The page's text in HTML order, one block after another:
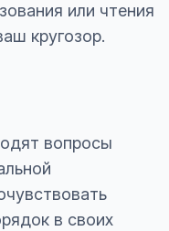
или чтения
кругозор.
вопросы
в своих